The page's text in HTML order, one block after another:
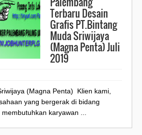
Terbaru Desain
Grafis PT.Bintang
Muda Sriwijaya
(Magna Penta) Juli
2019
(Magna Penta) Klien kami,
yang bergerak di bidang
karyawan ...